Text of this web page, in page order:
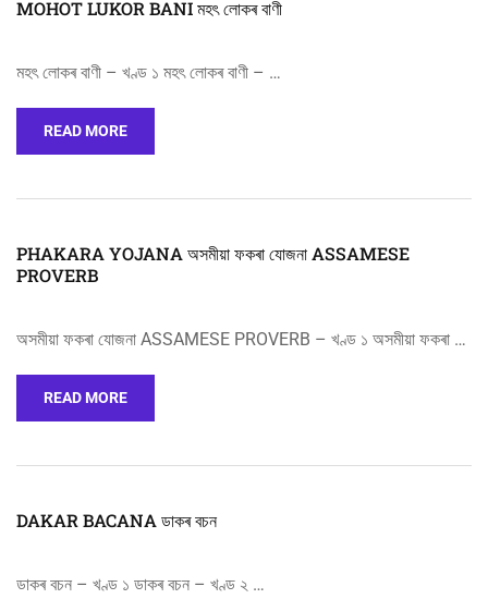
MOHOT LUKOR BANI মহৎ লোকৰ বাণী
মহৎ লোকৰ বাণী – খণ্ড ১ মহৎ লোকৰ বাণী – …
READ MORE
PHAKARA YOJANA অসমীয়া ফকৰা যোজনা ASSAMESE
PROVERB
অসমীয়া ফকৰা যোজনা ASSAMESE PROVERB – খণ্ড ১ অসমীয়া ফকৰা …
READ MORE
DAKAR BACANA ডাকৰ বচন
ডাকৰ বচন – খণ্ড ১ ডাকৰ বচন – খণ্ড ২ …